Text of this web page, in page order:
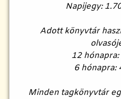
Napijegy:
Adott könyvtár
12
6 hónapra:
Minden tagkönyvtár